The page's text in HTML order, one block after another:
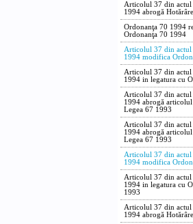
Articolul 37 din actul
1994 abrogă
Ordonanţa 70 1994
Ordonanţa 70 1994
Articolul 37 din actul
1994 modifica
Articolul 37 din actul
1994 in legatura cu
Articolul 37 din actul
1994 abrogă
Legea 67 1993
Articolul 37 din actul
1994 abrogă
Legea 67 1993
Articolul 37 din actul
1994 modifica
Articolul 37 din actul
1994 in legatura cu
1993
Articolul 37 din actul
1994 abrogă